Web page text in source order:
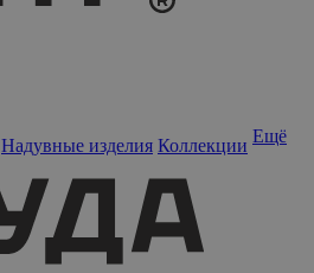
Надувные изделия Коллекции Ещё